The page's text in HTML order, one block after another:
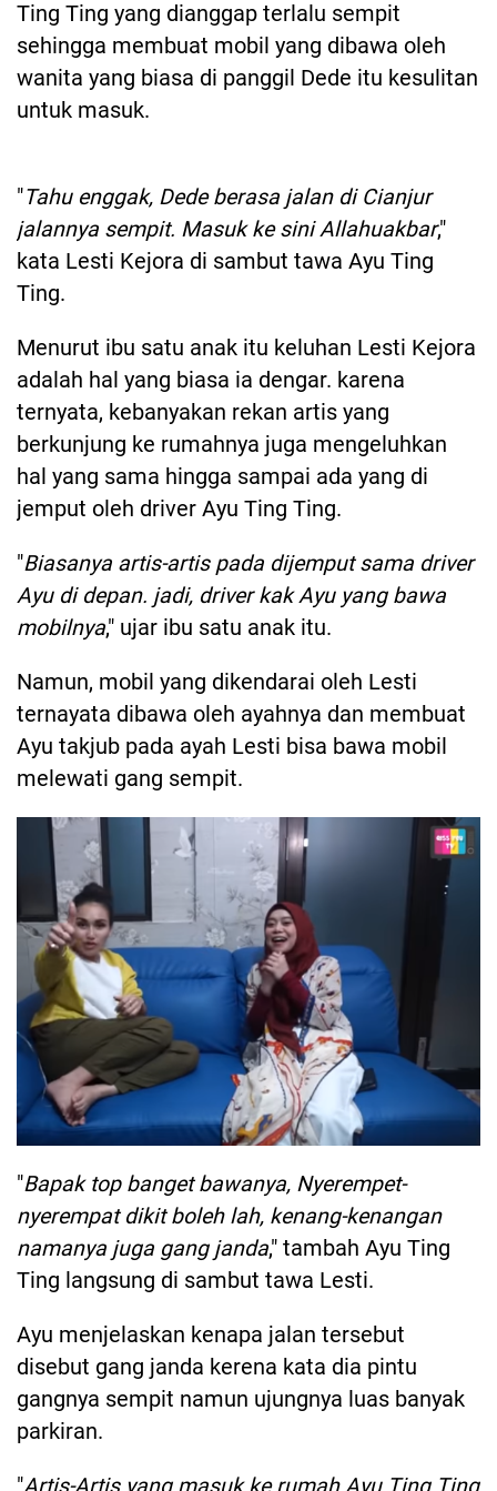
Ting Ting yang dianggap terlalu sempit
sehingga membuat mobil yang dibawa oleh
wanita yang biasa di panggil Dede itu kesulitan
untuk masuk.
"Tahu enggak, Dede berasa jalan di Cianjur
jalannya sempit. Masuk ke sini Allahuakbar,"
kata Lesti Kejora di sambut tawa Ayu Ting
Ting.
Menurut ibu satu anak itu keluhan Lesti Kejora
adalah hal yang biasa ia dengar. karena
ternyata, kebanyakan rekan artis yang
berkunjung ke rumahnya juga mengeluhkan
hal yang sama hingga sampai ada yang di
jemput oleh driver Ayu Ting Ting.
"Biasanya artis-artis pada dijemput sama driver
Ayu di depan. jadi, driver kak Ayu yang bawa
mobilnya," ujar ibu satu anak itu.
Namun, mobil yang dikendarai oleh Lesti
ternayata dibawa oleh ayahnya dan membuat
Ayu takjub pada ayah Lesti bisa bawa mobil
melewati gang sempit.
"Bapak top banget bawanya, Nyerempet-
nyerempat dikit boleh lah, kenang-kenangan
namanya juga gang janda," tambah Ayu Ting
Ting langsung di sambut tawa Lesti.
Ayu menjelaskan kenapa jalan tersebut
disebut gang janda kerena kata dia pintu
gangnya sempit namun ujungnya luas banyak
parkiran.